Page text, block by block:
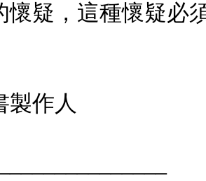
懷疑，這種懷疑必
作人